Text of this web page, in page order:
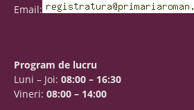
Email:
Program de lucru
Luni – Joi: 08:00 – 16:30
Vineri: 08:00 – 14:00